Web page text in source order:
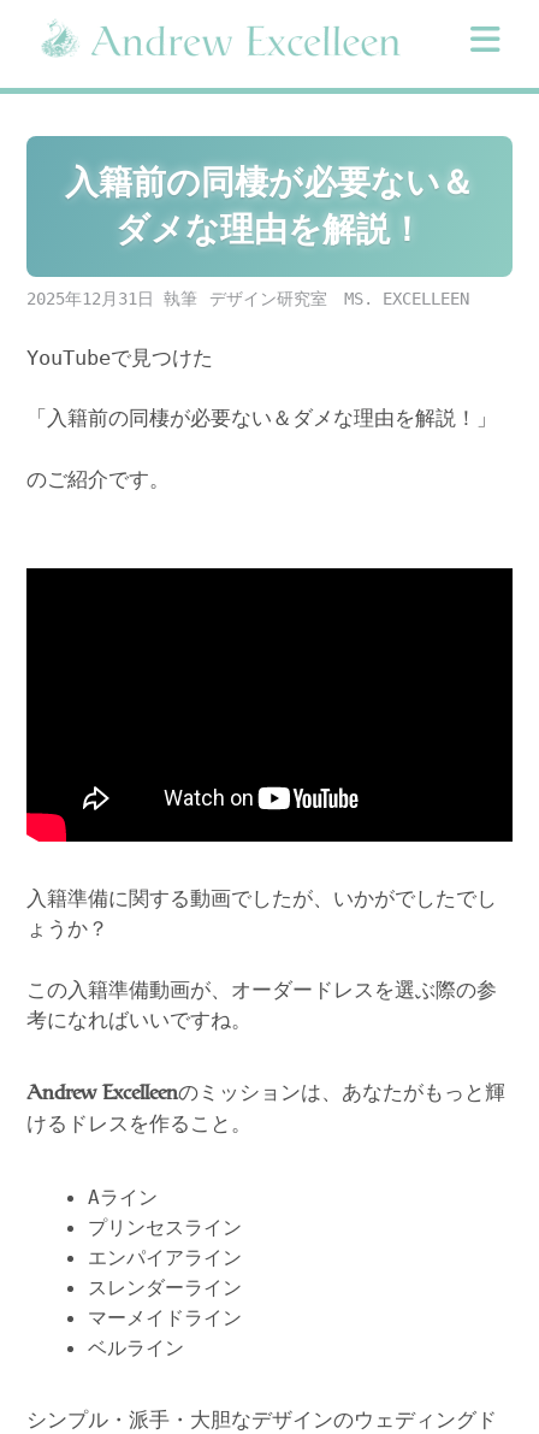
content
入籍前の同棲が必要ない＆
ダメな理由を解説！
2025年12月31日 デザイン研究室 MS. EXCELLEEN
YouTubeで見つけた
「入籍前の同棲が必要ない＆ダメな理由を解説！」
のご紹介です。
入籍準備に関する動画でしたが、いかがでしたでし
ょうか？
この入籍準備動画が、オーダードレスを選ぶ際の参
考になればいいですね。
Andrew Excelleenのミッションは、あなたがもっと輝
けるドレスを作ること。
Aライン
プリンセスライン
エンパイアライン
スレンダーライン
マーメイドライン
ベルライン
シンプル・派手・大胆なデザインのウェディングド